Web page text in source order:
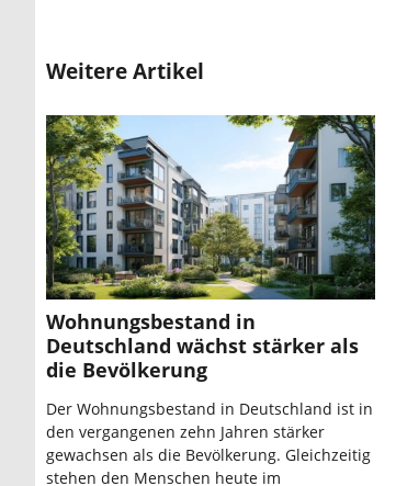
Weitere Artikel
Wohnungsbestand in
Deutschland wächst stärker als
die Bevölkerung
Der Wohnungsbestand in Deutschland ist in
den vergangenen zehn Jahren stärker
gewachsen als die Bevölkerung. Gleichzeitig
stehen den Menschen heute im